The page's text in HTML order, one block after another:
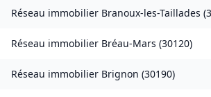
Réseau immobilier Branoux-les-Taillades (
Réseau immobilier Bréau-Mars (30120)
Réseau immobilier Brignon (30190)